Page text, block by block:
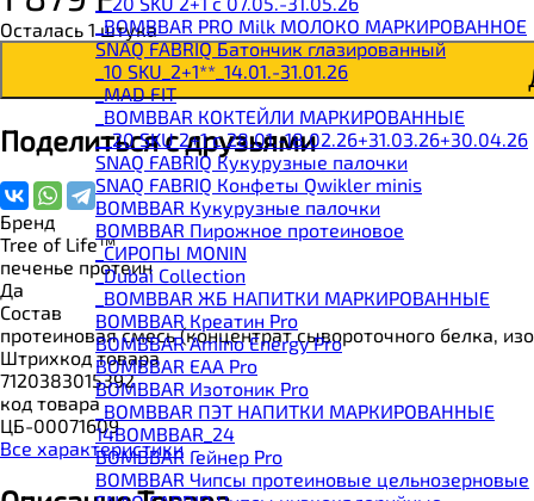
_BOMBBAR PRO Milk МОЛОКО МАРКИРОВАННОЕ
SNAQ FABRIQ Батончик глазированный
_10 SKU_2+1**_14.01.-31.01.26
_MAD FIT
_BOMBBAR КОКТЕЙЛИ МАРКИРОВАННЫЕ
__20 SKU 2+1 с 28.01.-18.02.26+31.03.26+30.04.26
SNAQ FABRIQ Кукурузные палочки
SNAQ FABRIQ Конфеты Qwikler minis
BOMBBAR Кукурузные палочки
BOMBBAR Пирожное протеиновое
_CИРОПЫ MONIN
_Dubai Collection
_BOMBBAR ЖБ НАПИТКИ МАРКИРОВАННЫЕ
BOMBBAR Креатин Pro
BOMBBAR Amino Energy Pro
BOMBBAR EAA Pro
BOMBBAR Изотоник Pro
_BOMBBAR ПЭТ НАПИТКИ МАРКИРОВАННЫЕ
14BOMBBAR_24
BOMBBAR Гейнер Pro
BOMBBAR Чипсы протеиновые цельнозерновые
Осталась 1 штука
Поделиться с друзьями
Бренд
Tree of Life™
печенье протеин
Да
Состав
протеиновая смесь (концентрат сывороточного белка,
Штрихкод товара
7120383015392
код товара
ЦБ-00071609
Все характеристики